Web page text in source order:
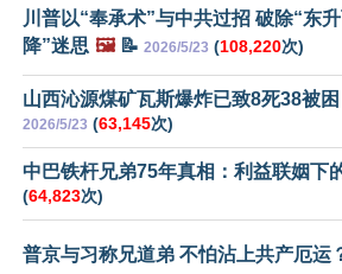
川普以“奉承术”与中共过招 破除“东
降”迷思 🖼️📝 2026/5/23 (108,220次)
山西沁源煤矿瓦斯爆炸已致8死38被
2026/5/23 (63,145次)
中巴铁杆兄弟75年真相：利益联姻下
(64,823次)
普京与习称兄道弟 不怕沾上共产厄运